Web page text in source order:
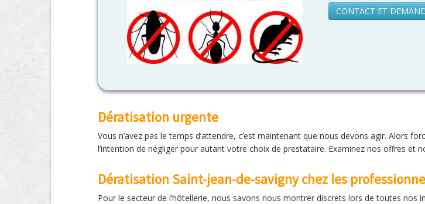
CONTACT ET
Dératisation urgente
Vous n’avez pas le temps d’attendre, c’est maintenant que nous devons agir. Alors
l’intention de négliger pour autant votre choix de prestataire. Examinez nos offres et
Dératisation Saint-jean-de-savigny chez les
Pour le secteur de l’hôtellerie, nous savons nous montrer discrets lors de toutes